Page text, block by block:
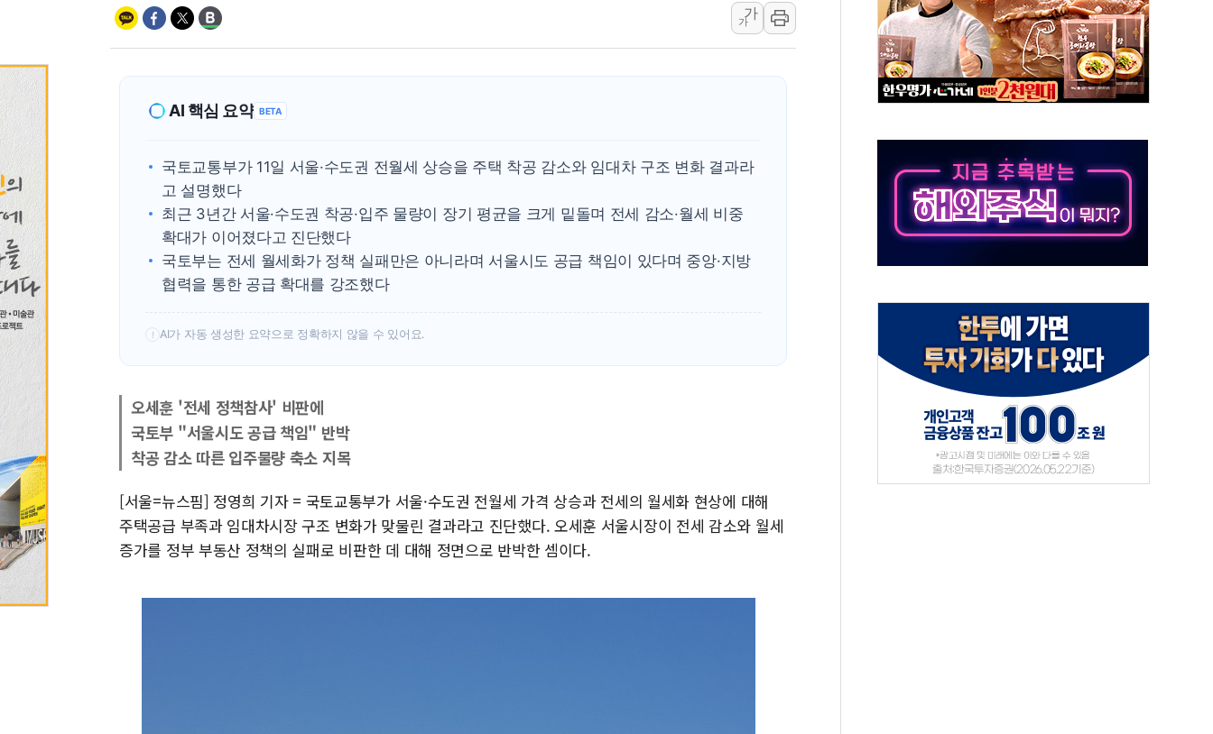
정재헌 CEO, SKT 장기고객 400명 맞이…"마음 잇는 시간 되길"
최태원, 노소영에 9440억 지급 확정되나…재상고 앞두고 막판 셈법
하나금융, 명동 소상공인에 '행복상자' 전달
인천시 광복절 현수막 '태극기 거꾸로' 논란…이틀만에 철거
윤준병·이해민 의원, '정부 특사'로 콜롬비아 대통령 취임식 참석
'호우·산사태 주의보' 울진 시간당 30mm 강한 비...호우 피해 없어
여야, 황희 '버스 하우스' 공방…野 "청년 우롱 기괴" vs 與 "송구한 해프닝"
가
가
AI 핵심 요약 BETA
국토교통부가 11일 서울·수도권 전월세 상승을 주택 착공 감소와 임대차 구조 변화 결과라
고 설명했다
최근 3년간 서울·수도권 착공·입주 물량이 장기 평균을 크게 밑돌며 전세 감소·월세 비중
확대가 이어졌다고 진단했다
국토부는 전세 월세화가 정책 실패만은 아니라며 서울시도 공급 책임이 있다며 중앙·지방
협력을 통한 공급 확대를 강조했다
! AI가 자동 생성한 요약으로 정확하지 않을 수 있어요.
오세훈 '전세 정책참사' 비판에
국토부 "서울시도 공급 책임" 반박
착공 감소 따른 입주물량 축소 지목
[서울=뉴스핌] 정영희 기자 = 국토교통부가 서울·수도권 전월세 가격 상승과 전세의 월세화 현상에 대해
주택공급 부족과 임대차시장 구조 변화가 맞물린 결과라고 진단했다. 오세훈 서울시장이 전세 감소와 월세
증가를 정부 부동산 정책의 실패로 비판한 데 대해 정면으로 반박한 셈이다.